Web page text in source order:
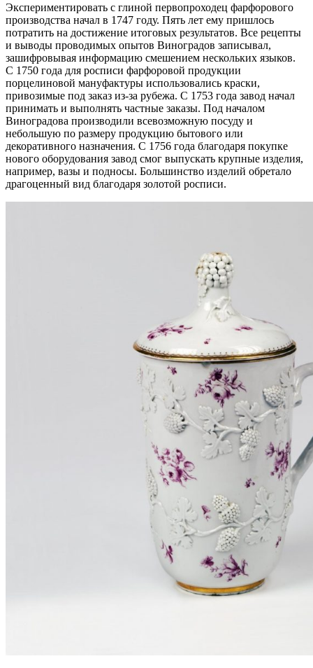
Экспериментировать с глиной первопроходец фарфорового
производства начал в 1747 году. Пять лет ему пришлось
потратить на достижение итоговых результатов. Все рецепты
и выводы проводимых опытов Виноградов записывал,
зашифровывая информацию смешением нескольких языков.
С 1750 года для росписи фарфоровой продукции
порцелиновой мануфактуры использовались краски,
привозимые под заказ из-за рубежа. С 1753 года завод начал
принимать и выполнять частные заказы. Под началом
Виноградова производили всевозможную посуду и
небольшую по размеру продукцию бытового или
декоративного назначения. С 1756 года благодаря покупке
нового оборудования завод смог выпускать крупные изделия,
например, вазы и подносы. Большинство изделий обретало
драгоценный вид благодаря золотой росписи.